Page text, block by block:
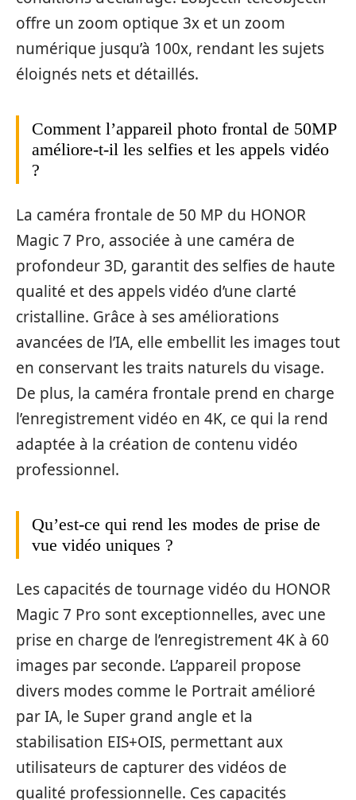
offre un zoom optique 3x et un zoom
numérique jusqu’à 100x, rendant les sujets
éloignés nets et détaillés.
Comment l’appareil photo frontal de 50MP
améliore-t-il les selfies et les appels vidéo
?
La caméra frontale de 50 MP du HONOR
Magic 7 Pro, associée à une caméra de
profondeur 3D, garantit des selfies de haute
qualité et des appels vidéo d’une clarté
cristalline. Grâce à ses améliorations
avancées de l’IA, elle embellit les images tout
en conservant les traits naturels du visage.
De plus, la caméra frontale prend en charge
l’enregistrement vidéo en 4K, ce qui la rend
adaptée à la création de contenu vidéo
professionnel.
Qu’est-ce qui rend les modes de prise de
vue vidéo uniques ?
Les capacités de tournage vidéo du HONOR
Magic 7 Pro sont exceptionnelles, avec une
prise en charge de l’enregistrement 4K à 60
images par seconde. L’appareil propose
divers modes comme le Portrait amélioré
par IA, le Super grand angle et la
stabilisation EIS+OIS, permettant aux
utilisateurs de capturer des vidéos de
qualité professionnelle. Ces capacités